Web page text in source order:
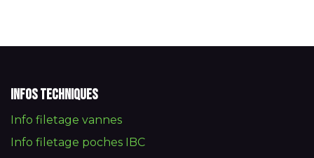
Infos techniques
Info filetage vannes
Info filetage poches IBC